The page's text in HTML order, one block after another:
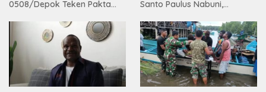
0508/Depok Teken Pakta
Santo Paulus Nabuni,